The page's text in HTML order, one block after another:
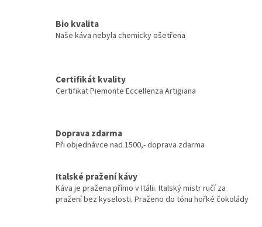
Bio kvalita
Naše káva nebyla chemicky ošetřena
Certifikát kvality
Certifikat Piemonte Eccellenza Artigiana
Doprava zdarma
Při objednávce nad 1500,- doprava zdarma
Italské pražení kávy
Káva je pražena přímo v Itálii. Italský mistr ručí za
pražení bez kyselosti. Praženo do tónu hořké čokolády